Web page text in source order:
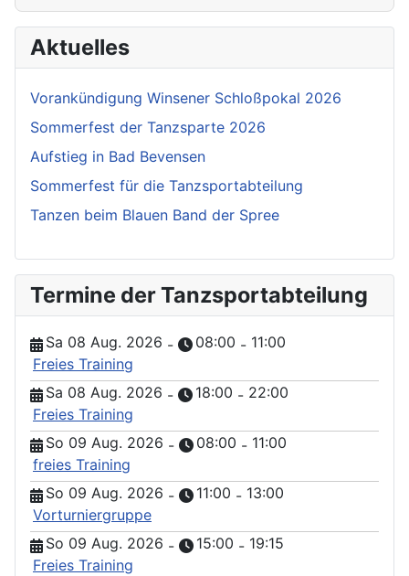
Aktuelles
Vorankündigung Winsener Schloßpokal 2026
Sommerfest der Tanzsparte 2026
Aufstieg in Bad Bevensen
Sommerfest für die Tanzsportabteilung
Tanzen beim Blauen Band der Spree
Termine der Tanzsportabteilung
Sa 08 Aug. 2026 - 08:00 - 11:00
Freies Training
Sa 08 Aug. 2026 - 18:00 - 22:00
Freies Training
So 09 Aug. 2026 - 08:00 - 11:00
freies Training
So 09 Aug. 2026 - 11:00 - 13:00
Vorturniergruppe
So 09 Aug. 2026 - 15:00 - 19:15
Freies Training